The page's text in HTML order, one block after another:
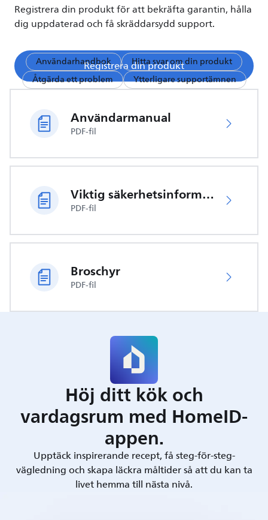
Registrera din produkt för att bekräfta garantin, hålla
dig uppdaterad och få skräddarsydd support.
Registrera din produkt
Användarhandbok
Hitta svar om din produkt
Åtgärda ett problem
Ytterligare supportämnen
Användarmanual
PDF-fil
Viktig säkerhetsinformation
PDF-fil
Broschyr
PDF-fil
Höj ditt kök och
vardagsrum med HomeID-
appen.
Upptäck inspirerande recept, få steg-för-steg-
vägledning och skapa läckra måltider så att du kan ta
livet hemma till nästa nivå.